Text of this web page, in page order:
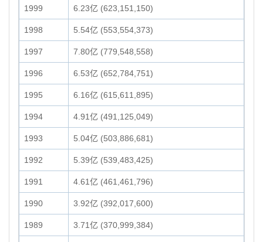
1999 6.23亿 (623,151,150)
1998 5.54亿 (553,554,373)
1997 7.80亿 (779,548,558)
1996 6.53亿 (652,784,751)
1995 6.16亿 (615,611,895)
1994 4.91亿 (491,125,049)
1993 5.04亿 (503,886,681)
1992 5.39亿 (539,483,425)
1991 4.61亿 (461,461,796)
1990 3.92亿 (392,017,600)
1989 3.71亿 (370,999,384)